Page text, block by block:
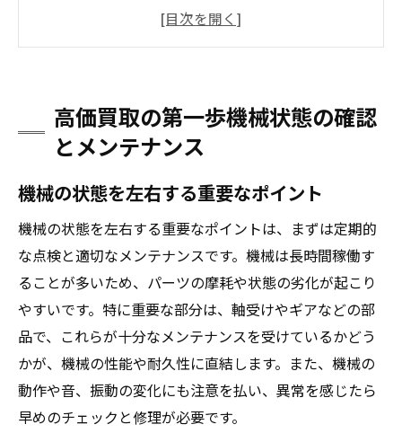
メンテナンスの基本ガイドライン
定期メンテナンスの重要性と方法
信頼できる買取業者の選び方機械の高価買取の
鍵
買取業者選定の基準と注意点
口コミと評判を確認する方法
買取実績のある業者の特徴
契約条件とその確認方法
業者とのコミュニケーションが成功の鍵
トラブルを避けるためのポイント
機械のメンテナンスが高価買取に繋がる理由
メンテナンスの有無が価格に与える影響
高価買取の第一歩機械状態の確認
とメンテナンス
機械の状態を左右する重要なポイント
機械の状態を左右する重要なポイントは、まずは定期的
な点検と適切なメンテナンスです。機械は長時間稼働す
ることが多いため、パーツの摩耗や状態の劣化が起こり
やすいです。特に重要な部分は、軸受けやギアなどの部
品で、これらが十分なメンテナンスを受けているかどう
かが、機械の性能や耐久性に直結します。また、機械の
動作や音、振動の変化にも注意を払い、異常を感じたら
早めのチェックと修理が必要です。